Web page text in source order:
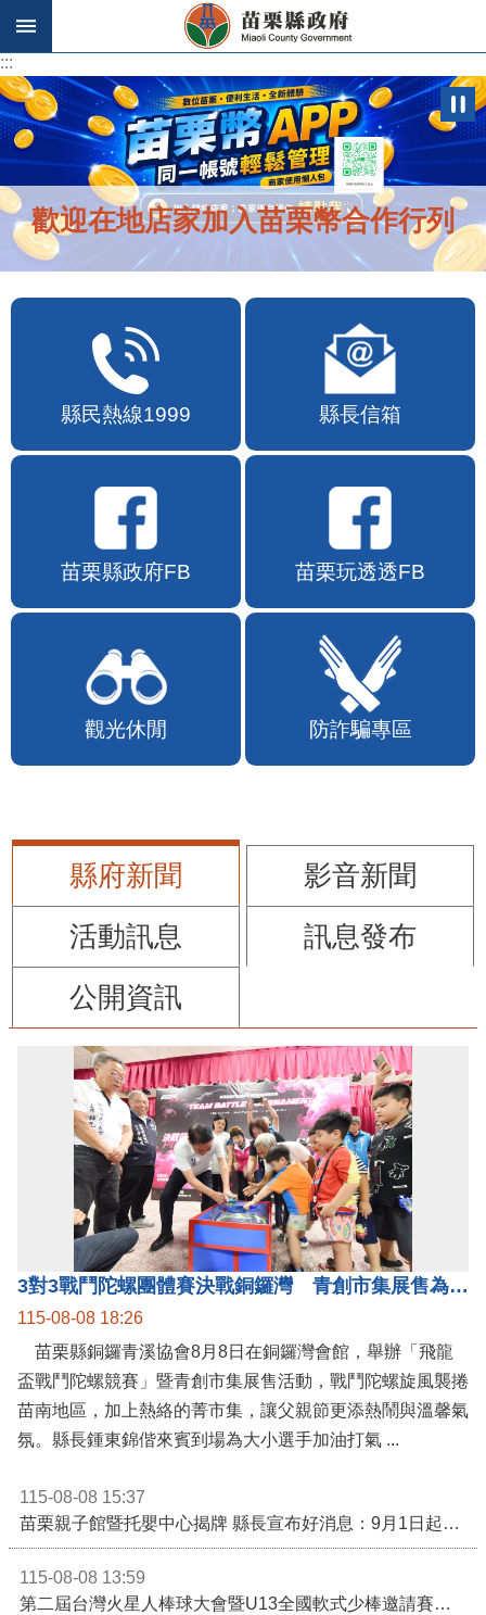
跳到主要內容區塊
:::
:::
歡迎在地店家加入苗栗幣合作行列
縣民熱線1999 縣長信箱
苗栗縣政府FB 苗栗玩透透FB
觀光休閒 防詐騙專區
縣府新聞
影音新聞
活動訊息
訊息發布
公開資訊
3對3戰鬥陀螺團體賽決戰銅鑼灣 青創市集展售為父親節增添繽紛
115-08-08 18:26
苗栗縣銅鑼青溪協會8月8日在銅鑼灣會館，舉辦「飛龍
盃戰鬥陀螺競賽」暨青創市集展售活動，戰鬥陀螺旋風襲捲
苗南地區，加上熱絡的菁市集，讓父親節更添熱鬧與溫馨氣
氛。縣長鍾東錦偕來賓到場為大小選手加油打氣 ...
115-08-08 15:37
苗栗親子館暨托嬰中心揭牌 縣長宣布好消息：9月1日起調降臨時托嬰費用
115-08-08 13:59
第二屆台灣火星人棒球大會暨U13全國軟式少棒邀請賽在苗栗舉辦